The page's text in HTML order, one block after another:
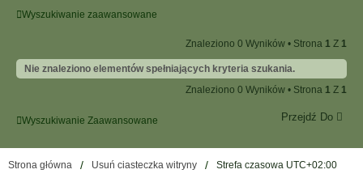
Wyszukiwanie zaawansowane
Znaleziono 0 Wyników • Strona 1 Z 1
Nie znaleziono elementów spełniających kryteria szukania.
Znaleziono 0 Wyników • Strona 1 Z 1
Wyszukiwanie Zaawansowane Przejdź Do
Strona główna Usuń ciasteczka witryny Strefa czasowa UTC+02:00